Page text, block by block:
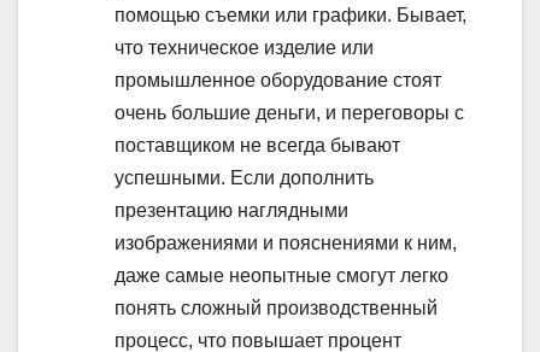
помощью съемки или графики. Бывает,
что техническое изделие или
промышленное оборудование стоят
очень большие деньги, и переговоры с
поставщиком не всегда бывают
успешными. Если дополнить
презентацию наглядными
изображениями и пояснениями к ним,
даже самые неопытные смогут легко
понять сложный производственный
процесс, что повышает процент